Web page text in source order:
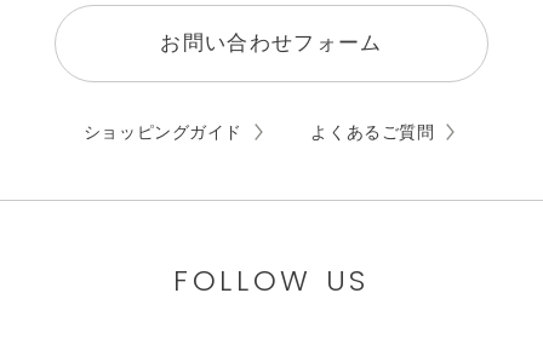
お問い合わせフォーム
ショッピングガイド よくあるご質問
FOLLOW US